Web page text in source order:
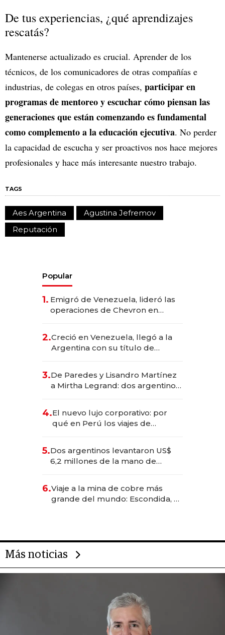
De tus experiencias, ¿qué aprendizajes
rescatás?
Mantenerse actualizado es crucial. Aprender de los
técnicos, de los comunicadores de otras compañías e
industrias, de colegas en otros países, participar en
programas de mentoreo y escuchar cómo piensan las
generaciones que están comenzando es fundamental
como complemento a la educación ejecutiva. No perder
la capacidad de escucha y ser proactivos nos hace mejores
profesionales y hace más interesante nuestro trabajo.
TAGS
Aes Argentina
Agustina Jefremov
Reputación
Popular
1. Emigró de Venezuela, lideró las
operaciones de Chevron en
2.Creció en Venezuela, llegó a la
Argentina con su título de
las marcas "fast premium"
3.De Paredes y Lisandro Martínez
a Mirtha Legrand: dos argentinos
4.El nuevo lujo corporativo: por
qué en Perú los viajes de
para convertirse en experiencias
transformadoras
5.Dos argentinos levantaron US$
6,2 millones de la mano de
6.Viaje a la mina de cobre más
grande del mundo: Escondida, el
Más noticias